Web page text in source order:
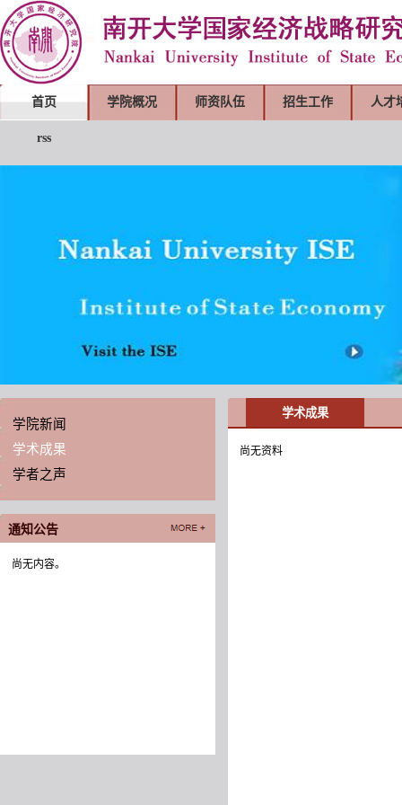
首页 学院概况 师资队伍 招生工作 人才
rss
学院新闻
学术成果
学者之声
通知公告
尚无内容。
学术成果
尚无资料